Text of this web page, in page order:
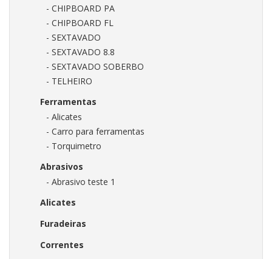
- CHIPBOARD PA
- CHIPBOARD FL
- SEXTAVADO
- SEXTAVADO 8.8
- SEXTAVADO SOBERBO
- TELHEIRO
Ferramentas
- Alicates
- Carro para ferramentas
- Torquimetro
Abrasivos
- Abrasivo teste 1
Alicates
Furadeiras
Correntes